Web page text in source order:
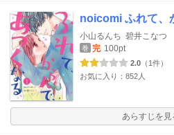
noicomi ふれて、
小山るんち 碧井こなつ
巻 完 100pt
2.0 （1件）
お気に入り：852人
あらすじを